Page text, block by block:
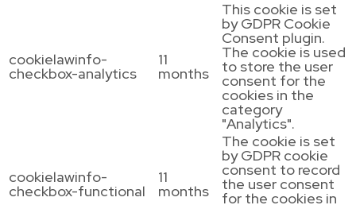
cookielawinfo-
checkbox-analytics
11
months
This cookie is set
by GDPR Cookie
Consent plugin.
The cookie is used
to store the user
consent for the
cookies in the
category
"Analytics".
cookielawinfo-
checkbox-functional
11
months
The cookie is set
by GDPR cookie
consent to record
the user consent
for the cookies in